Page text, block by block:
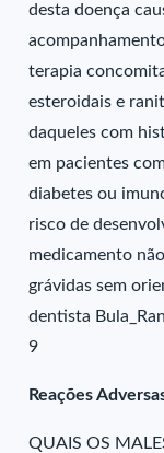
desta doença
terapia
esteroidais e
daqueles com
em pacientes
diabetes ou
risco de
medicamento
grávidas sem
dentista
9
Reações
QUAIS OS